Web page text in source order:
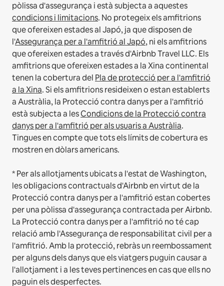
pòlissa d'assegurança i està subjecta a aquestes
condicions i limitacions. No protegeix els amfitrions
que ofereixen estades al Japó, ja que disposen de
l'Assegurança per a l'amfitrió al Japó, ni els amfitrions
que ofereixen estades a través d'Airbnb Travel LLC. Els
amfitrions que ofereixen estades a la Xina continental
tenen la cobertura del Pla de protecció per a l'amfitrió
a la Xina.Si els amfitrions resideixen o estan establerts
a Austràlia, la Protecció contra danys per a l'amfitrió
està subjecta a lesCondicions de la Protecció contra
danys per a l'amfitrió per als usuaris a Austràlia.
Tingues en compte que tots els límits de cobertura es
mostren en dòlars americans.
* Per als allotjaments ubicats a l'estat de Washington,
les obligacions contractuals d'Airbnb en virtut de la
Protecció contra danys per a l'amfitrió estan cobertes
per una pòlissa d'assegurança contractada per Airbnb.
La Protecció contra danys per a l'amfitrió no té cap
relació amb l'Assegurança de responsabilitat civil per a
l'amfitrió. Amb la protecció, rebràs un reembossament
per alguns dels danys que els viatgers puguin causar a
l'allotjament i a les teves pertinences en cas que ells no
paguin els desperfectes.